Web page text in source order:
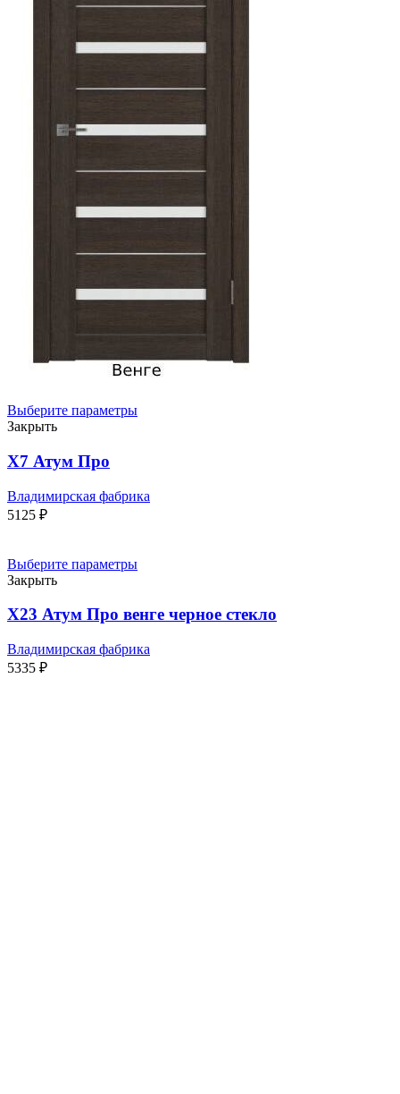
Выберите параметры
Закрыть
Х7 Атум Про
Владимирская фабрика
5125 ₽
Выберите параметры
Закрыть
Х23 Атум Про венге черное стекло
Владимирская фабрика
5335 ₽